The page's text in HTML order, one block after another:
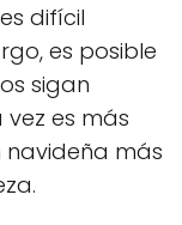
difícil
es posible
sigan
es más
más